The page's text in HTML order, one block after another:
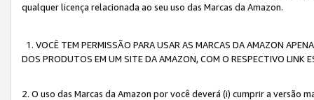
qualquer licença relacionada ao seu uso das Marcas da Amazon.
1. VOCÊ TEM PERMISSÃO PARA USAR AS MARCAS DA AMAZON
DOS PRODUTOS EM UM SITE DA AMAZON, COM O RESPECTIVO LINK
2. O uso das Marcas da Amazon por você deverá (i) cumprir a versão